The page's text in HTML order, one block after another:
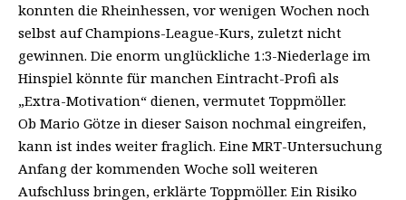
konnten die Rheinhessen, vor wenigen Wochen noch
selbst auf Champions-League-Kurs, zuletzt nicht
gewinnen. Die enorm unglückliche 1:3-Niederlage im
Hinspiel könnte für manchen Eintracht-Profi als
„Extra-Motivation“ dienen, vermutet Toppmöller.
Ob Mario Götze in dieser Saison nochmal eingreifen,
kann ist indes weiter fraglich. Eine MRT-Untersuchung
Anfang der kommenden Woche soll weiteren
Aufschluss bringen, erklärte Toppmöller. Ein Risiko